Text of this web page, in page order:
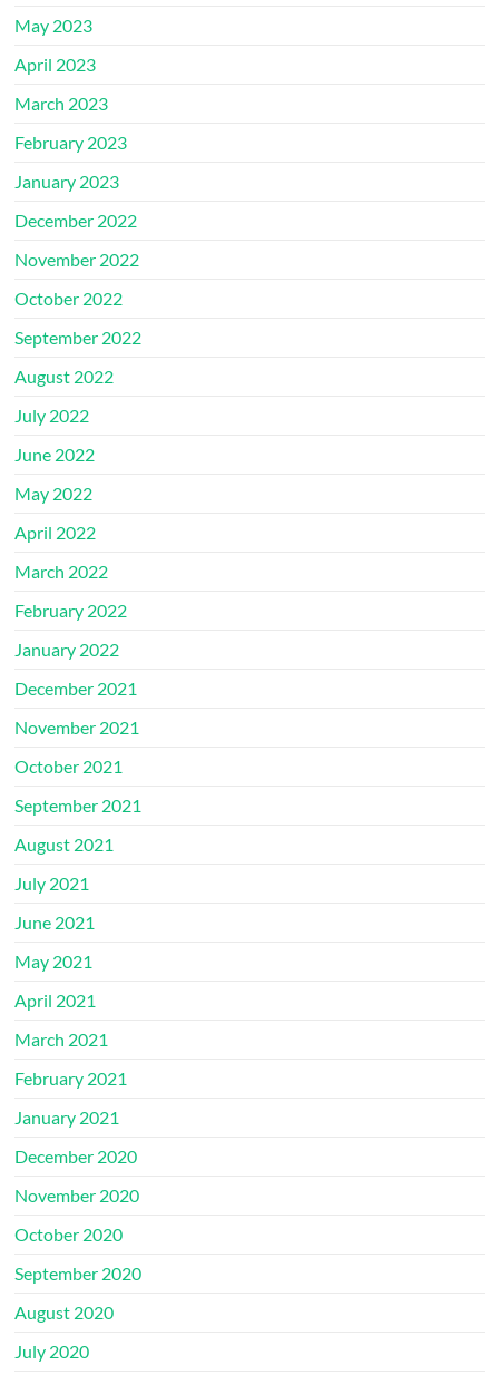
May 2023
April 2023
March 2023
February 2023
January 2023
December 2022
November 2022
October 2022
September 2022
August 2022
July 2022
June 2022
May 2022
April 2022
March 2022
February 2022
January 2022
December 2021
November 2021
October 2021
September 2021
August 2021
July 2021
June 2021
May 2021
April 2021
March 2021
February 2021
January 2021
December 2020
November 2020
October 2020
September 2020
August 2020
July 2020